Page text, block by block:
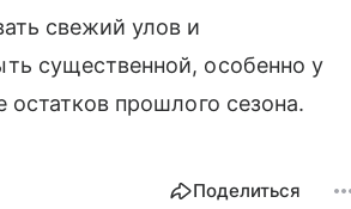
свежий улов и
существенной, особенно у
прошлого сезона.
Поделиться